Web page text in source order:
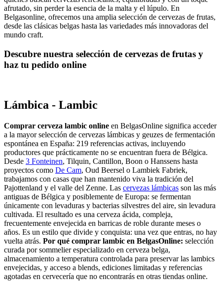
afrutado, sin perder la esencia de la malta y el lúpulo. En
Belgasonline, ofrecemos una amplia selección de cervezas de frutas,
desde las clásicas belgas hasta las variedades más innovadoras del
mundo craft.
Descubre nuestra selección de cervezas de frutas y
haz tu pedido online
Lámbica - Lambic
Comprar cerveza lambic online en BelgasOnline significa acceder
a la mayor selección de cervezas lámbicas y geuzes de fermentación
espontánea en España: 219 referencias activas, incluyendo
productores que prácticamente no se encuentran fuera de Bélgica.
Desde 3 Fonteinen, Tilquin, Cantillon, Boon o Hanssens hasta
proyectos como De Cam, Oud Beersel o Lambiek Fabriek,
trabajamos con casas que han mantenido viva la tradición del
Pajottenland y el valle del Zenne. Las cervezas lámbicas son las más
antiguas de Bélgica y posiblemente de Europa: se fermentan
únicamente con levaduras y bacterias silvestres del aire, sin levadura
cultivada. El resultado es una cerveza ácida, compleja,
frecuentemente envejecida en barricas de roble durante meses o
años. Es un estilo que divide y conquista: una vez que entras, no hay
vuelta atrás. Por qué comprar lambic en BelgasOnline: selección
curada por sommelier especializado en cerveza belga,
almacenamiento a temperatura controlada para preservar las lambics
envejecidas, y acceso a blends, ediciones limitadas y referencias
agotadas en cervecería que no encontrarás en otras tiendas online.